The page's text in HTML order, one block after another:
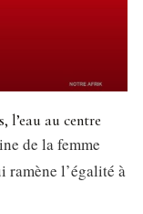
l’eau au centre
de la femme
ramène l’égalité à